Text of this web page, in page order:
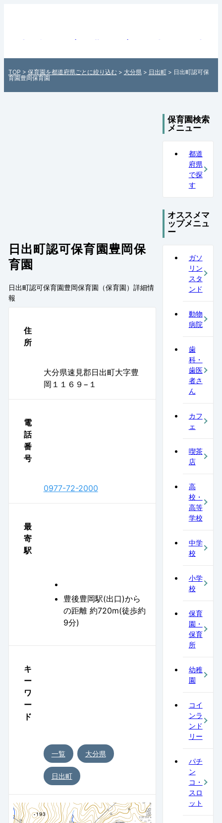
育園情報 - 全国各地の保育園を住所付きでご
日本全国の保育園検索サイト「町の保育園
マップ」
TOP > 保育園を都道府県ごとに絞り込む> 大分県 > 日出町> 日出町認可保
育園豊岡保育園
日出町認可保育園豊岡保
育園
日出町認可保育園豊岡保育園（保育園） 詳細情
報
住
所
大分県速見郡日出町大字豊
岡１１６９−１
電
話
番
号
0977-72-2000
最
寄
駅
豊後豊岡駅(出口)から
の距離 約720m(徒歩約
9分)
キ
ー
ワ
ー
ド
一覧 大分県
日出町
保育園検索
メニュー
都道
府県
で探
す
オススメマ
ップメニュ
ー
ガソ
リン
スタ
ンド
動物
病院
歯
科・
歯医
者さ
ん
カフ
ェ
喫茶
店
高
校・
高等
学校
中学
校
小学
校
保育
園・
保育
所
幼稚
園
コイ
ンラ
ンド
リー
パチ
ン
コ・
スロ
ット